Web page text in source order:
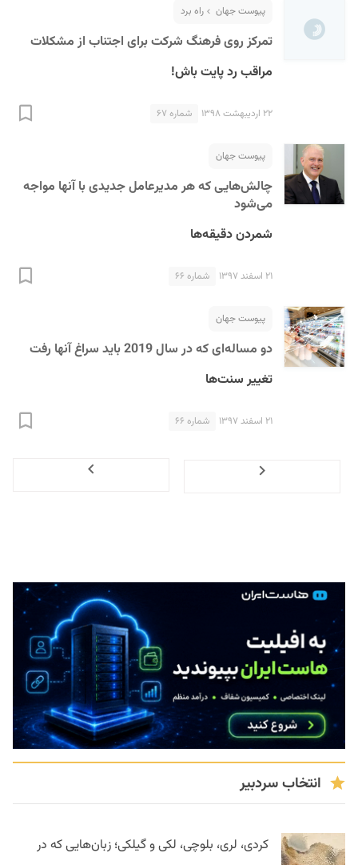
پیوست جهان راه برد
تمرکز روی فرهنگ شرکت برای اجتناب از مشکلات
مراقب رد پایت باش!
۲۲ اردیبهشت ۱۳۹۸ شماره ۶۷
پیوست جهان
چالش‌هایی که هر مدیرعامل جدیدی با آنها مواجه
می‌شود
شمردن دقیقه‌ها
۲۱ اسفند ۱۳۹۷ شماره ۶۶
پیوست جهان
دو مساله‌ای که در سال 2019 باید سراغ آنها رفت
تغییر سنت‌ها
۲۱ اسفند ۱۳۹۷ شماره ۶۶
انتخاب سردبیر
کردی، لری، بلوچی، لکی و گیلکی؛ زبان‌هایی که در